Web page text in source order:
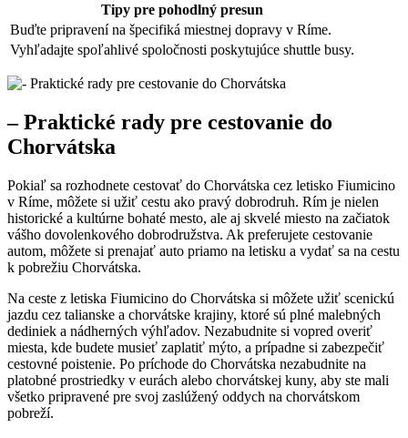
Tipy pre pohodlný presun
Buďte pripravení na špecifiká miestnej dopravy v Ríme.
Vyhľadajte spoľahlivé spoločnosti poskytujúce shuttle busy.
– Praktické rady pre cestovanie do
Chorvátska
Pokiaľ sa rozhodnete cestovať do Chorvátska cez letisko Fiumicino
v Ríme, môžete si užiť cestu ako pravý dobrodruh. Rím je nielen
historické a kultúrne bohaté mesto, ale aj skvelé miesto na začiatok
vášho dovolenkového dobrodružstva. Ak preferujete cestovanie
autom, môžete si prenajať auto priamo na letisku a vydať sa na cestu
k pobrežiu Chorvátska.
Na ceste z letiska Fiumicino do Chorvátska si môžete užiť scenickú
jazdu cez talianske a chorvátske krajiny, ktoré sú plné malebných
dediniek a nádherných výhľadov. Nezabudnite si vopred overiť
miesta, kde budete musieť zaplatiť mýto, a prípadne si zabezpečiť
cestovné poistenie. Po príchode do Chorvátska nezabudnite na
platobné prostriedky v eurách alebo chorvátskej kuny, aby ste mali
všetko pripravené pre svoj zaslúžený oddych na chorvátskom
pobreží.